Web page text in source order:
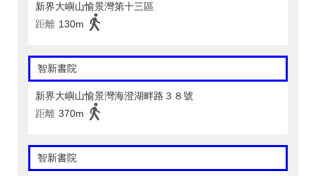
新界大嶼山愉景灣第十三區
距離 130m
智新書院
新界大嶼山愉景灣海澄湖畔路３８號
距離 370m
智新書院